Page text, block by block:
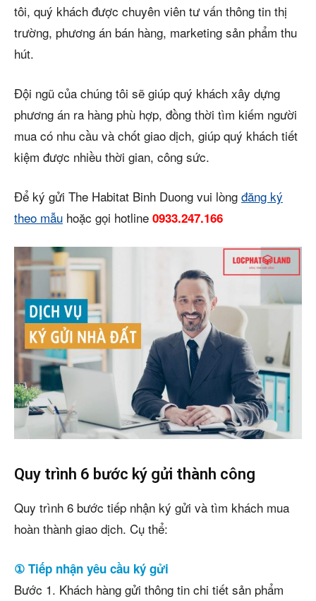
tôi, quý khách được chuyên viên tư vấn thông tin thị
trường, phương án bán hàng, marketing sản phẩm thu
hút.
Đội ngũ của chúng tôi sẽ giúp quý khách xây dựng
phương án ra hàng phù hợp, đồng thời tìm kiếm người
mua có nhu cầu và chốt giao dịch, giúp quý khách tiết
kiệm được nhiều thời gian, công sức.
Để ký gửi The Habitat Binh Duong vui lòng đăng ký
theo mẫu hoặc gọi hotline 0933.247.166
Quy trình 6 bước ký gửi thành công
Quy trình 6 bước tiếp nhận ký gửi và tìm khách mua
hoàn thành giao dịch. Cụ thể:
① Tiếp nhận yêu cầu ký gửi
Bước 1. Khách hàng gửi thông tin chi tiết sản phẩm